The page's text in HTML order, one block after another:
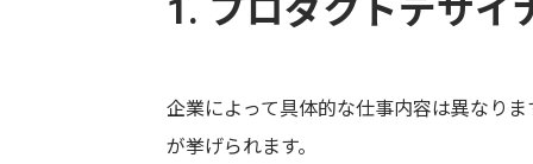
1. プロダクトデザイ
企業によって具体的な仕事内容は異なり
が挙げられます。